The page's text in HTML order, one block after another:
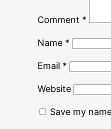
Comment *
Name *
Email *
Website
Save my